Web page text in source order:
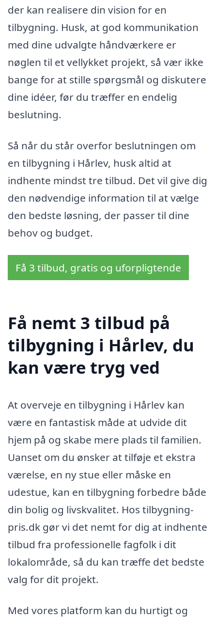
der kan realisere din vision for en
tilbygning. Husk, at god kommunikation
med dine udvalgte håndværkere er
nøglen til et vellykket projekt, så vær ikke
bange for at stille spørgsmål og diskutere
dine idéer, før du træffer en endelig
beslutning.
Så når du står overfor beslutningen om
en tilbygning i Hårlev, husk altid at
indhente mindst tre tilbud. Det vil give dig
den nødvendige information til at vælge
den bedste løsning, der passer til dine
behov og budget.
Få 3 tilbud, gratis og uforpligtende
Få nemt 3 tilbud på
tilbygning i Hårlev, du
kan være tryg ved
At overveje en tilbygning i Hårlev kan
være en fantastisk måde at udvide dit
hjem på og skabe mere plads til familien.
Uanset om du ønsker at tilføje et ekstra
værelse, en ny stue eller måske en
udestue, kan en tilbygning forbedre både
din bolig og livskvalitet. Hos tilbygning-
pris.dk gør vi det nemt for dig at indhente
tilbud fra professionelle fagfolk i dit
lokalområde, så du kan træffe det bedste
valg for dit projekt.
Med vores platform kan du hurtigt og